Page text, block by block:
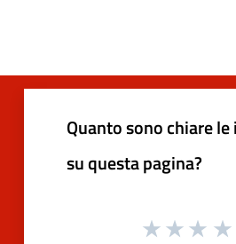
Quanto sono chiare
su questa pagina?